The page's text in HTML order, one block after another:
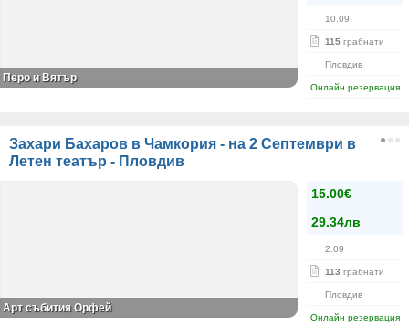
10.09
115 грабнати
Пловдив
Онлайн резервация
Перо и Вятър
Захари Бахаров в Чамкория - на 2 Септември в
Летен театър - Пловдив
15.00€
29.34лв
2.09
113 грабнати
Пловдив
Онлайн резервация
Арт събития Орфей